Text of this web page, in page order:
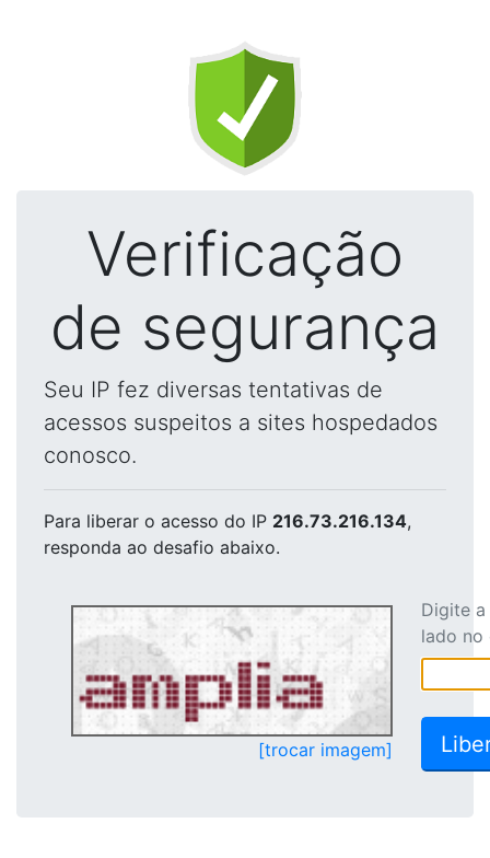
Verificação
de segurança
Seu IP fez diversas tentativas de
acessos suspeitos a sites hospedados
conosco.
Para liberar o acesso do IP 216.73.216.134,
responda ao desafio abaixo.
[trocar imagem]
Digite
lado no